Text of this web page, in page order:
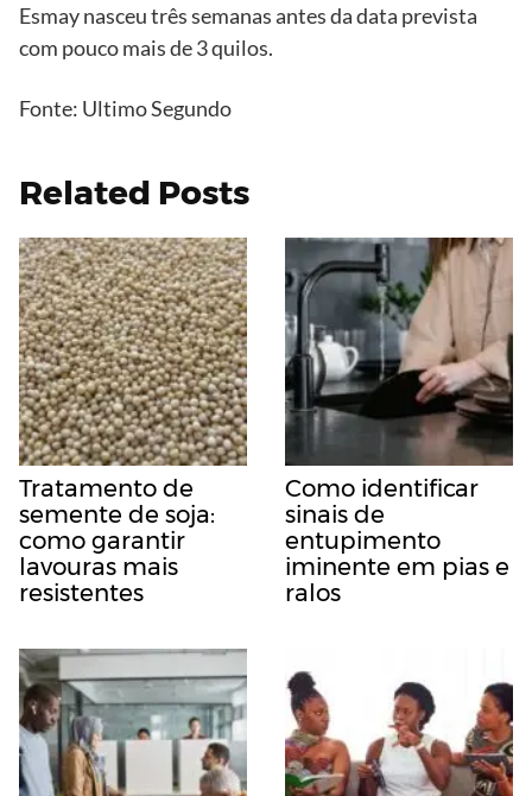
Esmay nasceu três semanas antes da data prevista
com pouco mais de 3 quilos.
Fonte: Ultimo Segundo
Related Posts
Tratamento de
semente de soja:
como garantir
lavouras mais
resistentes
Como identificar
sinais de
entupimento
iminente em pias e
ralos